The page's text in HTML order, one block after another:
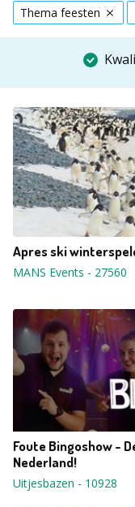
Thema feesten
Apres ski
MANS Events - 27560
Foute Bingoshow -
Nederland!
Uitjesbazen - 10928